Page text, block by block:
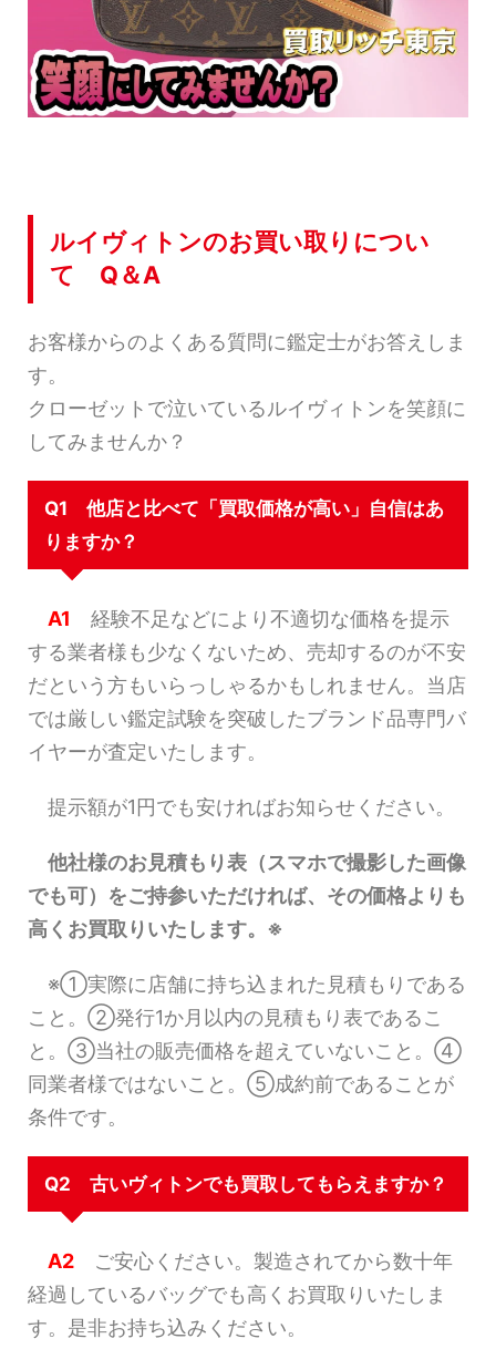
ルイヴィトンのお買い取りについ
て Q＆A
お客様からのよくある質問に鑑定士がお答えしま
す。
クローゼットで泣いているルイヴィトンを笑顔に
してみませんか？
Q1 他店と比べて「買取価格が高い」自信はあ
りますか？
A1 経験不足などにより不適切な価格を提示
する業者様も少なくないため、売却するのが不安
だという方もいらっしゃるかもしれません。当店
では厳しい鑑定試験を突破したブランド品専門バ
イヤーが査定いたします。
提示額が1円でも安ければお知らせください。
他社様のお見積もり表（スマホで撮影した画像
でも可）をご持参いただければ、その価格よりも
高くお買取りいたします。※
※①実際に店舗に持ち込まれた見積もりである
こと。②発行1か月以内の見積もり表であるこ
と。③当社の販売価格を超えていないこと。④
同業者様ではないこと。⑤成約前であることが
条件です。
Q2 古いヴィトンでも買取してもらえますか？
A2 ご安心ください。製造されてから数十年
経過しているバッグでも高くお買取りいたしま
す。是非お持ち込みください。